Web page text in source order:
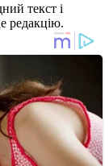
текст і
редакцію.